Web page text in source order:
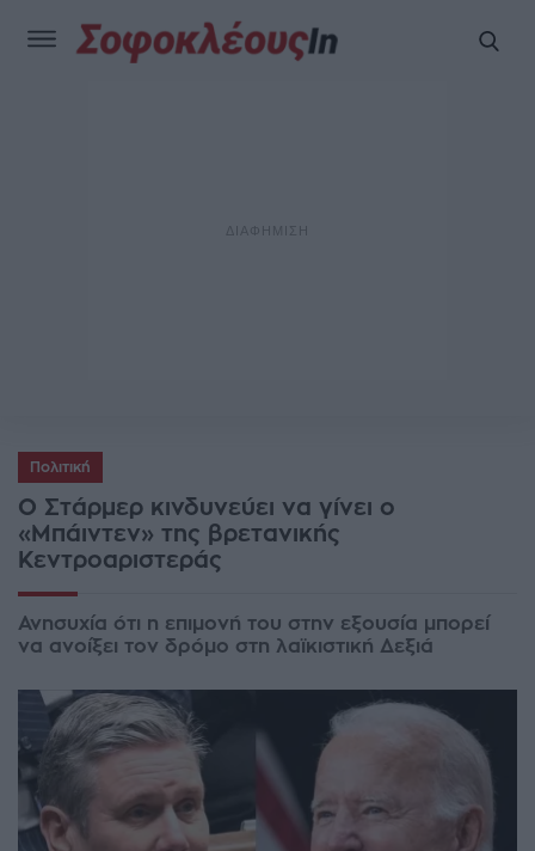
Πολιτική
Ο Στάρμερ κινδυνεύει να γίνει ο
«Μπάιντεν» της βρετανικής
Κεντροαριστεράς
Ανησυχία ότι η επιμονή του στην εξουσία μπορεί
να ανοίξει τον δρόμο στη λαϊκιστική Δεξιά